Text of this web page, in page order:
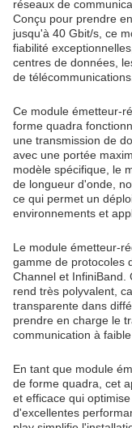
réseaux de
Conçu pour prendre
jusqu'à 40 Gbit/s, ce
fiabilité
centres de données,
de télécommunications.
Ce module émetteur-
forme quadra
une transmission de
avec une portée
modèle spécifique, le
de longueur d'onde,
ce qui permet un
environnements et
Le module émetteur-
gamme de protocoles
Channel et InfiniBand.
rend très polyvalent,
transparente dans
prendre en charge le
communication à faible
En tant que module
de forme quadra, cet
et efficace qui
d'excellentes